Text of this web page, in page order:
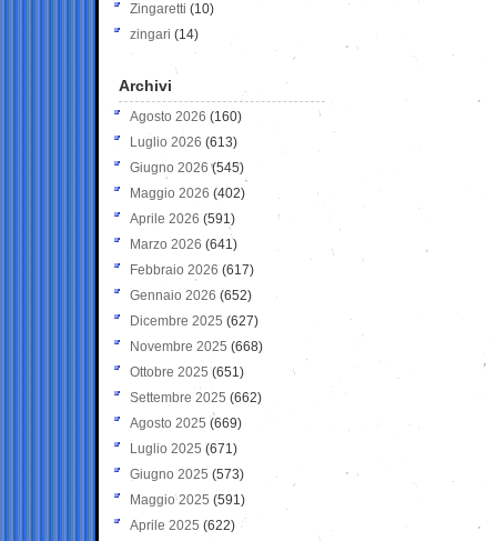
Zingaretti (10)
zingari (14)
Archivi
Agosto 2026 (160)
Luglio 2026 (613)
Giugno 2026 (545)
Maggio 2026 (402)
Aprile 2026 (591)
Marzo 2026 (641)
Febbraio 2026 (617)
Gennaio 2026 (652)
Dicembre 2025 (627)
Novembre 2025 (668)
Ottobre 2025 (651)
Settembre 2025 (662)
Agosto 2025 (669)
Luglio 2025 (671)
Giugno 2025 (573)
Maggio 2025 (591)
Aprile 2025 (622)